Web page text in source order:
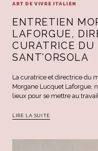
ART DE VIVRE ITALIEN
ENTRETIEN
LAFORGUE,
CURATRICE DU
SANT’ORSOLA
La curatrice et directrice du
Morgane Lucquet Laforgue,
lieux pour se mettre au travail.
LIRE LA SUITE